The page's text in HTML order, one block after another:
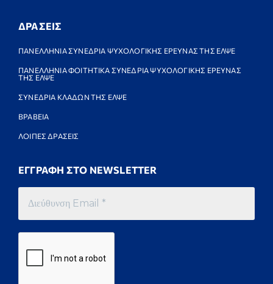
ΔΡΑΣΕΙΣ
ΠΑΝΕΛΛΗΝΙΑ ΣΥΝΕΔΡΙΑ ΨΥΧΟΛΟΓΙΚΗΣ ΕΡΕΥΝΑΣ ΤΗΣ ΕΛΨΕ
ΠΑΝΕΛΛΗΝΙΑ ΦΟΙΤΗΤΙΚΑ ΣΥΝΕΔΡΙΑ ΨΥΧΟΛΟΓΙΚΗΣ ΕΡΕΥΝΑΣ
ΤΗΣ ΕΛΨΕ
ΣΥΝΕΔΡΙΑ ΚΛΑΔΩΝ ΤΗΣ ΕΛΨΕ
ΒΡΑΒΕΙΑ
ΛΟΙΠΕΣ ΔΡΑΣΕΙΣ
ΕΓΓΡΑΦΗ ΣΤΟ NEWSLETTER